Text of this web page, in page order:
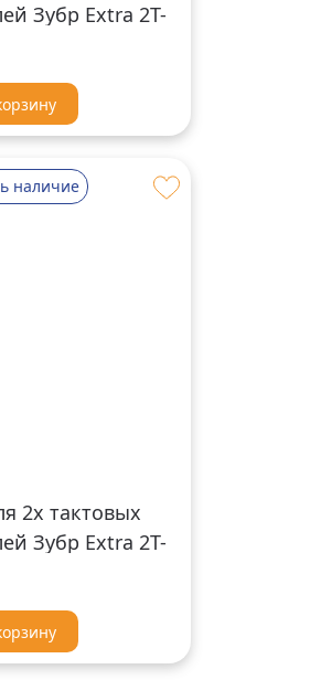
Зубр Extra 2Т-
наличие
2х тактовых
Зубр Extra 2Т-